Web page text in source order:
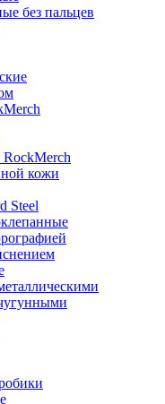
без пальцев
кожи
Steel